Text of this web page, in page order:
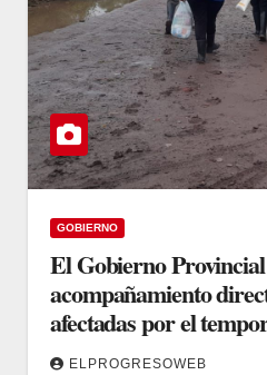
GOBIERNO
El Gobierno
acompañamiento
afectadas por el
ELPROGRESOWEB